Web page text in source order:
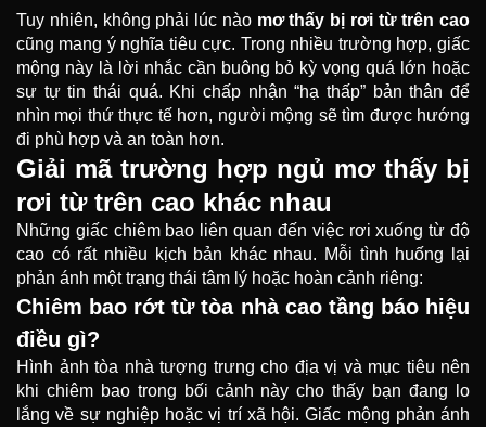
Tuy nhiên, không phải lúc nào mơ thấy bị rơi từ trên cao
cũng mang ý nghĩa tiêu cực. Trong nhiều trường hợp, giấc
mộng này là lời nhắc cần buông bỏ kỳ vọng quá lớn hoặc
sự tự tin thái quá. Khi chấp nhận “hạ thấp” bản thân để
nhìn mọi thứ thực tế hơn, người mộng sẽ tìm được hướng
đi phù hợp và an toàn hơn.
Giải mã trường hợp ngủ mơ thấy bị
rơi từ trên cao khác nhau
Những giấc chiêm bao liên quan đến việc rơi xuống từ độ
cao có rất nhiều kịch bản khác nhau. Mỗi tình huống lại
phản ánh một trạng thái tâm lý hoặc hoàn cảnh riêng:
Chiêm bao rớt từ tòa nhà cao tầng báo hiệu
điều gì?
Hình ảnh tòa nhà tượng trưng cho địa vị và mục tiêu nên
khi chiêm bao trong bối cảnh này cho thấy bạn đang lo
lắng về sự nghiệp hoặc vị trí xã hội. Giấc mộng phản ánh